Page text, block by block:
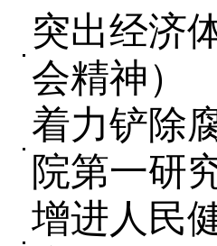
突出经济
会精神）
着力铲除
院第一研
增进人民